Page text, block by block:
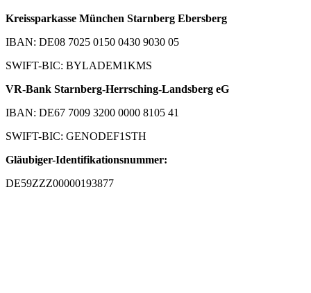
Kreissparkasse München Starnberg Ebersberg
IBAN: DE08 7025 0150 0430 9030 05
SWIFT-BIC: BYLADEM1KMS
VR-Bank Starnberg-Herrsching-Landsberg eG
IBAN: DE67 7009 3200 0000 8105 41
SWIFT-BIC: GENODEF1STH
Gläubiger-Identifikationsnummer:
DE59ZZZ00000193877